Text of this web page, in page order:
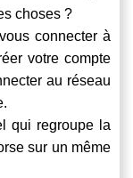
choses ?
connecter à
votre compte
au réseau
qui regroupe la
sur un même